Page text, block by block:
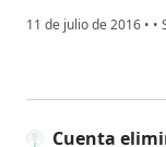
11 de julio de 2016 • •
Cuenta